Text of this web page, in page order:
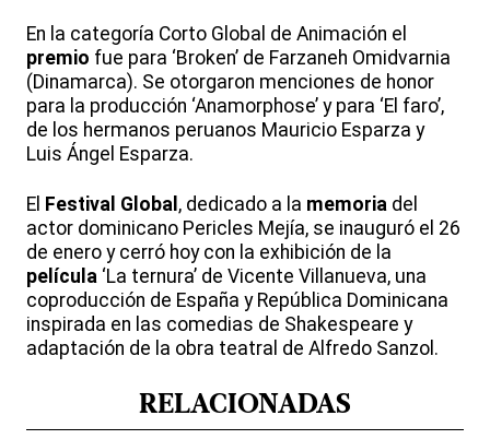
En la categoría Corto Global de Animación el
premio fue para ‘Broken’ de Farzaneh Omidvarnia
(Dinamarca). Se otorgaron menciones de honor
para la producción ‘Anamorphose’ y para ‘El faro’,
de los hermanos peruanos Mauricio Esparza y
Luis Ángel Esparza.
El Festival Global , dedicado a la memoria del
actor dominicano Pericles Mejía, se inauguró el 26
de enero y cerró hoy con la exhibición de la
película ‘La ternura’ de Vicente Villanueva, una
coproducción de España y República Dominicana
inspirada en las comedias de Shakespeare y
adaptación de la obra teatral de Alfredo Sanzol.
RELACIONADAS